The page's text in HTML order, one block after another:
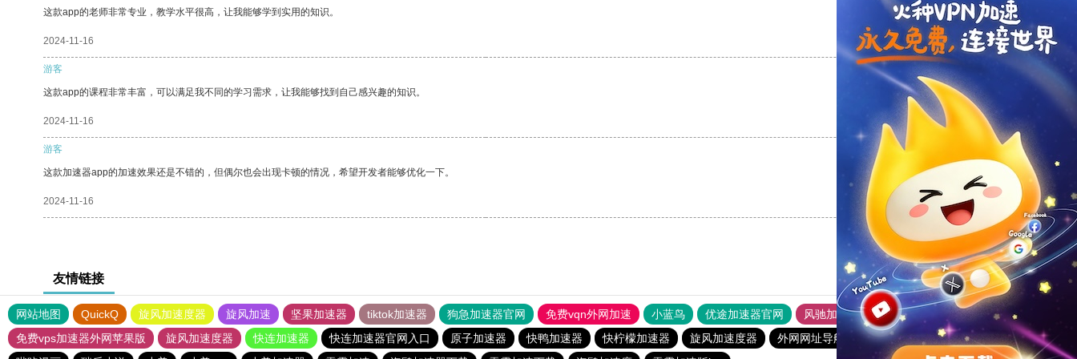
这款app的老师非常专业，教学水平很高，让我能够学到实用的知识。
2024-11-16 支持 [0] 反对[0]
游客
这款app的课程非常丰富，可以满足我不同的学习需求，让我能够找到自己感兴趣的知识。
2024-11-16 支持[0] 反对
游客
这款加速器app的加速效果还是不错的，但偶尔也会出现卡顿的情况，希望开发者能够优化一下。
2024-11-16 支持[0] 反对[0]
友情链接
网站地图 QuickQ 旋风加速度器 旋风加速 坚果加速器 tiktok加速器 狗急加速器官网 免费vqn外网加速 小蓝鸟 优途加速器官网 风驰加速器
旋风加速器
免费vps加速器外网苹果版
旋风加速度器 快连加速器 快连加速器官网入口 原子加速器 快鸭加速器 快柠檬加速器 旋风加速度器 外网网址导航 软件中心 雷霆加速
狂飙加速器